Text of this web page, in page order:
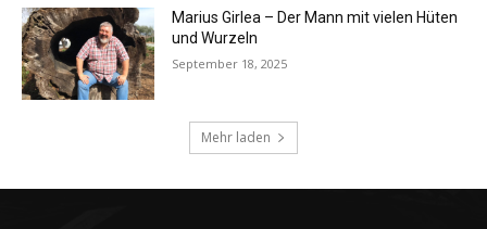
Marius Girlea – Der Mann mit vielen Hüten
und Wurzeln
September 18, 2025
Mehr laden